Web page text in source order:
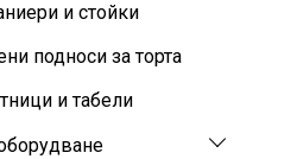
и стойки
подноси за торта
и табели